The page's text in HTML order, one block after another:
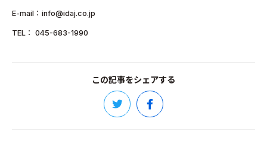
E-mail：info@idaj.co.jp
TEL： 045-683-1990
この記事をシェアする